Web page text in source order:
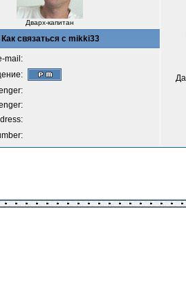
Дварх-капитан
Как связаться с mikki33
mail: